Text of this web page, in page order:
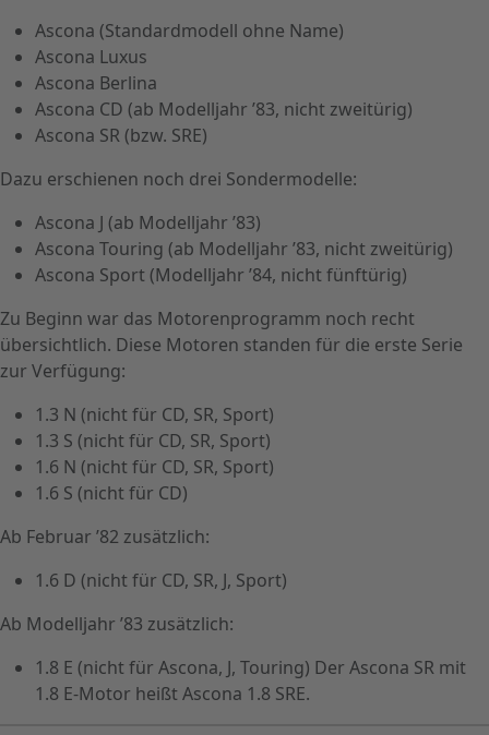
Ascona (Standardmodell ohne Name)
Ascona Luxus
Ascona Berlina
Ascona CD (ab Modelljahr ’83, nicht zweitürig)
Ascona SR (bzw. SRE)
Dazu erschienen noch drei Sondermodelle:
Ascona J (ab Modelljahr ’83)
Ascona Touring (ab Modelljahr ’83, nicht zweitürig)
Ascona Sport (Modelljahr ’84, nicht fünftürig)
Zu Beginn war das Motorenprogramm noch recht
übersichtlich. Diese Motoren standen für die erste Serie
zur Verfügung:
1.3 N (nicht für CD, SR, Sport)
1.3 S (nicht für CD, SR, Sport)
1.6 N (nicht für CD, SR, Sport)
1.6 S (nicht für CD)
Ab Februar ’82 zusätzlich:
1.6 D (nicht für CD, SR, J, Sport)
Ab Modelljahr ’83 zusätzlich:
1.8 E (nicht für Ascona, J, Touring) Der Ascona SR mit
1.8 E-Motor heißt Ascona 1.8 SRE.